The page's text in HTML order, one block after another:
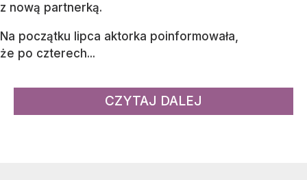
z nową partnerką.
Na początku lipca aktorka poinformowała,
że po czterech...
CZYTAJ DALEJ